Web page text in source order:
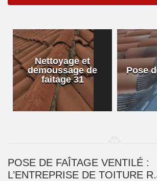
Nettoyage et
demoussage de
faitage 31
Pose
POSE DE FAÎTAGE VENTILÉ :
L’ENTREPRISE DE TOITURE